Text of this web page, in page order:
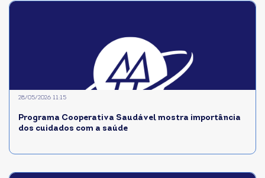
Programa Cooperativa Saudável mostra importância
dos cuidados com a saúde
28/05/2026 11:15